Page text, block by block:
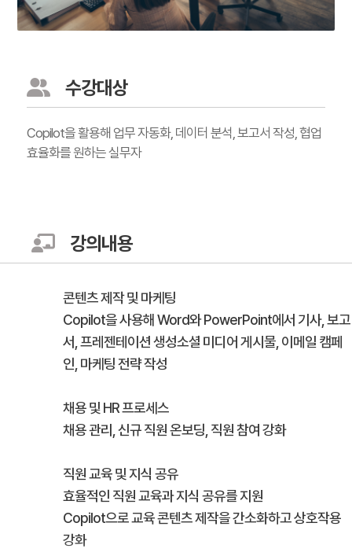
수강대상
Copilot을 활용해 업무 자동화, 데이터 분석, 보고서 작성, 협업
효율화를 원하는 실무자
강의내용
콘텐츠 제작 및 마케팅
Copilot을 사용해 Word와 PowerPoint에서 기사, 보고
서, 프레젠테이션 생성소셜 미디어 게시물, 이메일 캠페
인, 마케팅 전략 작성
채용 및 HR 프로세스
채용 관리, 신규 직원 온보딩, 직원 참여 강화
직원 교육 및 지식 공유
효율적인 직원 교육과 지식 공유를 지원
Copilot으로 교육 콘텐츠 제작을 간소화하고 상호작용
강화